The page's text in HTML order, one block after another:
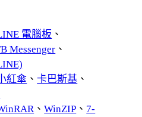
電腦板 、
Messenger 、
紅傘 、卡巴斯基 、
、WinZIP 、 7-